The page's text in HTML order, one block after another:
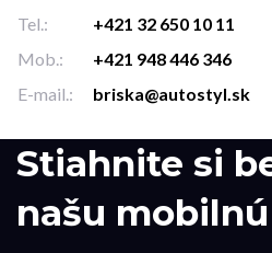
Tel.:
+421 32 650 10 11
Mob.:
+421 948 446 346
E-mail.:
briska@autostyl.sk
Stiahnite si
našu